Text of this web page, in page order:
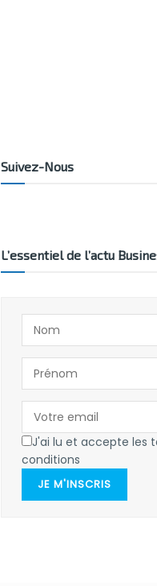
Suivez-Nous
L’essentiel de l’actu
J'ai lu et accepte les
conditions
JE M'INSCRIS